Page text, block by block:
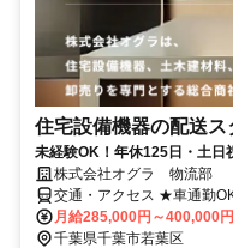
住宅設備機器の配送ス
未経験OK！年休125日・土日
株式会社オグラ 物流部
交通・アクセス ★車通勤
月給285,000円～400,000円
千葉県千葉市若葉区